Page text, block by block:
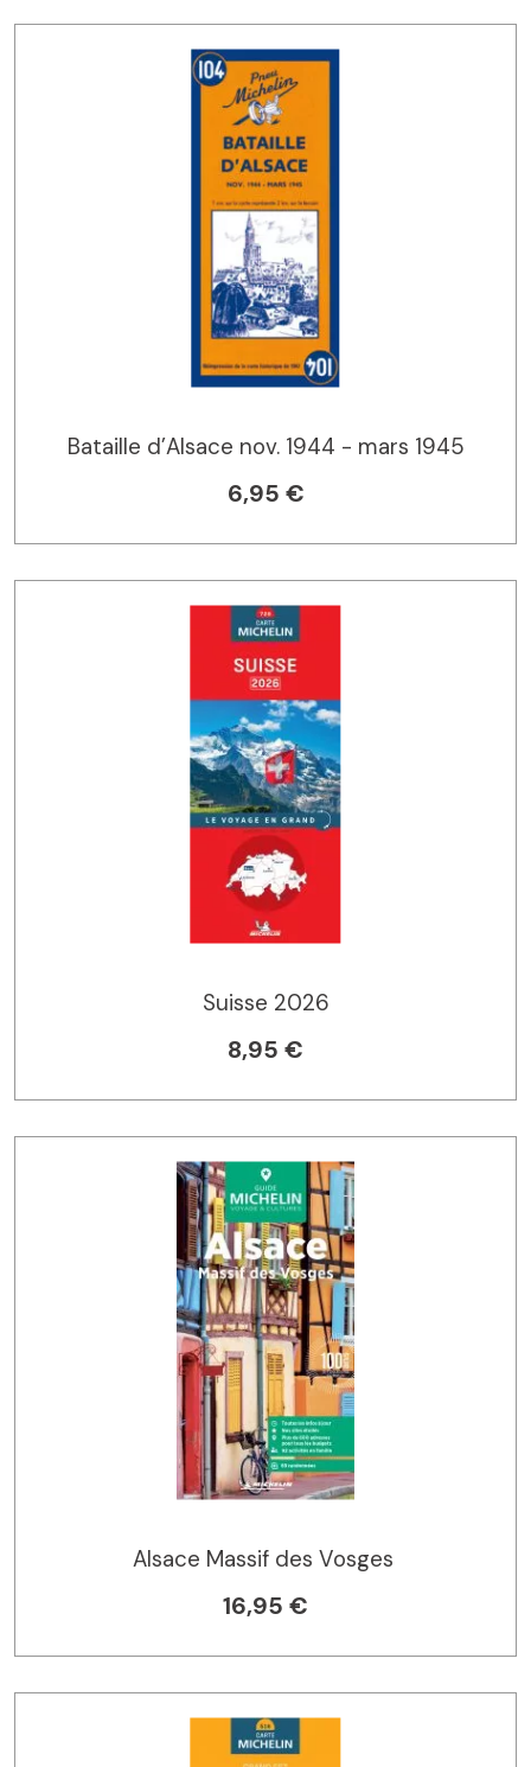
Bataille d’Alsace nov. 1944 - mars 1945
6,95 €
Suisse 2026
8,95 €
Alsace Massif des Vosges
16,95 €